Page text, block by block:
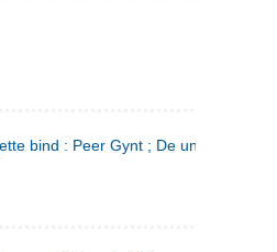
bind : Peer Gynt ; De unges